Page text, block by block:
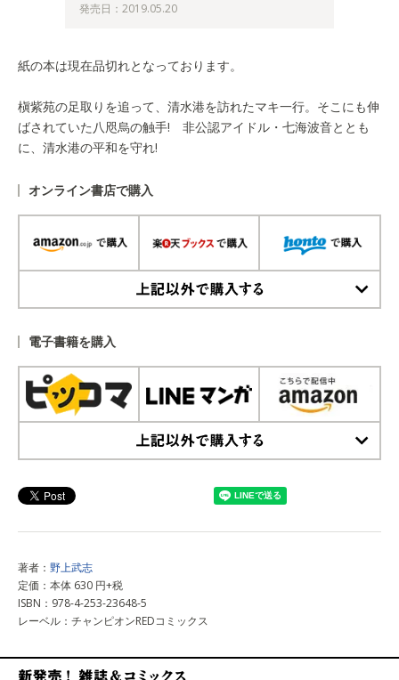
発売日：2019.05.20
紙の本は現在品切れとなっております。
槇紫苑の足取りを追って、清水港を訪れたマキ一行。そこにも伸
ばされていた八咫烏の触手! 非公認アイドル・七海波音ととも
に、清水港の平和を守れ!
オンライン書店で購入
電子書籍を購入
著者： 野上武志
定価：本体 630 円+税
ISBN：978-4-253-23648-5
レーベル：チャンピオンREDコミックス